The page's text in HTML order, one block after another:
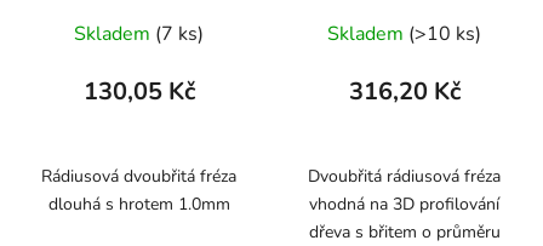
Skladem (7 ks)
130,05 Kč
Rádiusová dvoubřitá fréza
dlouhá s hrotem 1.0mm
Skladem (>10 ks)
316,20 Kč
Dvoubřitá rádiusová fréza
vhodná na 3D profilování
dřeva s břitem o průměru